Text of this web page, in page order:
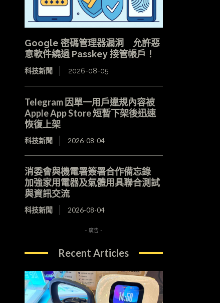
Google 密碼管理器漏洞 允許惡
意軟件繞過 Passkey 接管帳戶！
科技新聞 2026-08-05
Telegram 因單一用戶違規內容被
Apple App Store 短暫下架後迅速
恢復上架
科技新聞 2026-08-04
消委會與機電署簽署合作備忘錄
加強家用電器及氣體用具聯合測試
與資訊交流
科技新聞 2026-08-04
- 廣告 -
Recent Articles